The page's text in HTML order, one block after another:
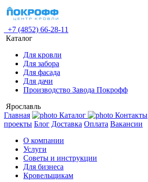
+7 (4852) 66-28-11
Каталог
Для кровли
Для забора
Для фасада
Для дачи
Производство Завода Покрофф
Ярославль
Главная
Каталог Контакты
проекты Блог Доставка Оплата Вакансии
О компании
Услуги
Советы и инструкции
Для бизнеса
Кровельщикам